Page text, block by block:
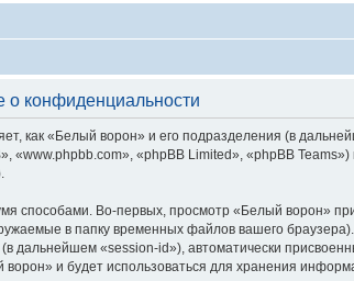
конфиденциальности
как «Белый ворон» и его подразделения (в
«www.phpbb.com», «phpBB Limited», «phpBB
способами. Во-первых, просмотр «Белый ворон»
в папку временных файлов вашего
дальнейшем «session-id»), автоматически
и будет использоваться для хранения